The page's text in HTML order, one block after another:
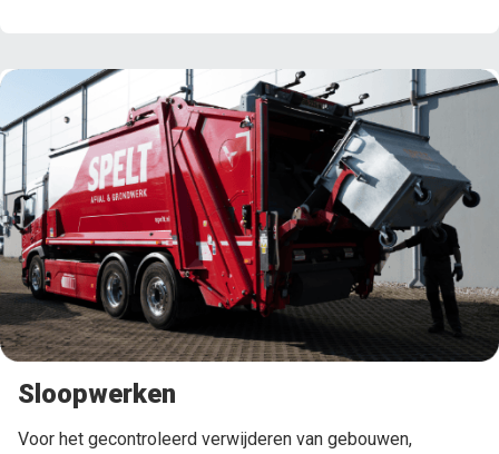
Sloopwerken
Voor het gecontroleerd verwijderen van gebouwen,